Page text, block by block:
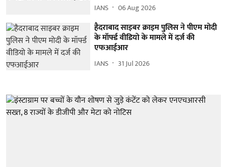
IANS 06 Aug 2026
हैदराबाद साइबर क्राइम पुलिस ने पीएम मोदी
के मॉर्फ्ड वीडियो के मामले में दर्ज की
एफआईआर
IANS 31 Jul 2026